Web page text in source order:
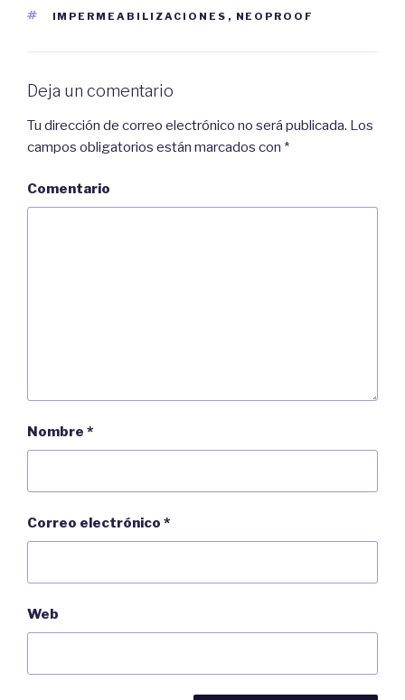
ETIQUETAS
IMPERMEABILIZACIONES , NEOPROOF
Deja un comentario
Tu dirección de correo electrónico no será publicada. Los
campos obligatorios están marcados con *
Comentario
Nombre *
Correo electrónico *
Web